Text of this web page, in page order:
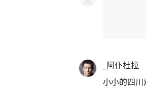
_阿仆杜拉
小小的四